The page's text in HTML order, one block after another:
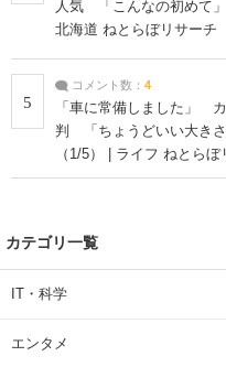
人気 「こんなの初めて」
北海道 ねとらぼリサーチ
5
コメント数： 4
「車に常備しました」
判 「ちょうどいい大きさ
（1/5） | ライフ ねとらぼ
カテゴリ一覧
IT・科学
エンタメ